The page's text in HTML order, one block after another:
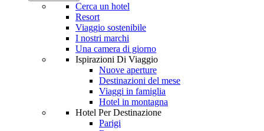
Cerca un hotel
Resort
Viaggio sostenibile
I nostri marchi
Una camera di giorno
Ispirazioni Di Viaggio
Nuove aperture
Destinazioni del mese
Viaggi in famiglia
Hotel in montagna
Hotel Per Destinazione
Parigi